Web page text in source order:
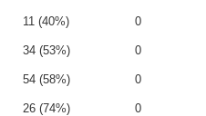
11 (40%) 0
34 (53%) 0
54 (58%) 0
26 (74%) 0